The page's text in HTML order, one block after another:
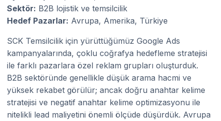
Sektör: B2B lojistik ve temsilcilik
Hedef Pazarlar: Avrupa, Amerika, Türkiye
SCK Temsilcilik için yürüttüğümüz Google Ads
kampanyalarında, çoklu coğrafya hedefleme stratejisi
ile farklı pazarlara özel reklam grupları oluşturduk.
B2B sektöründe genellikle düşük arama hacmi ve
yüksek rekabet görülür; ancak doğru anahtar kelime
stratejisi ve negatif anahtar kelime optimizasyonu ile
nitelikli lead maliyetini önemli ölçüde düşürdük. Avrupa